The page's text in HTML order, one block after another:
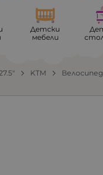
Детски
мебели
KTM